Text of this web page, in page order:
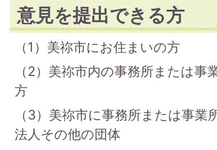
意見を提出できる方
（1）美祢市にお住まいの方
（2）美祢市内の事務所または
方
（3）美祢市に事務所または事
法人その他の団体